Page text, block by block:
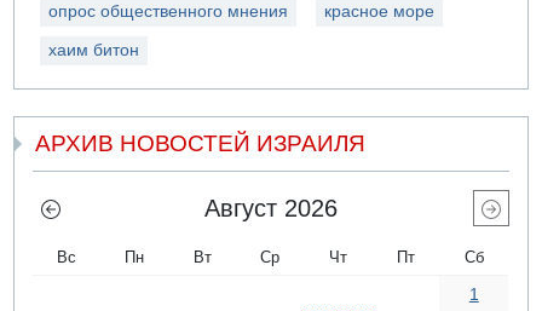
опрос общественного мнения красное море
хаим битон
АРХИВ НОВОСТЕЙ ИЗРАИЛЯ
Август 2026
Вс Пн Вт Ср Чт Пт Сб
1